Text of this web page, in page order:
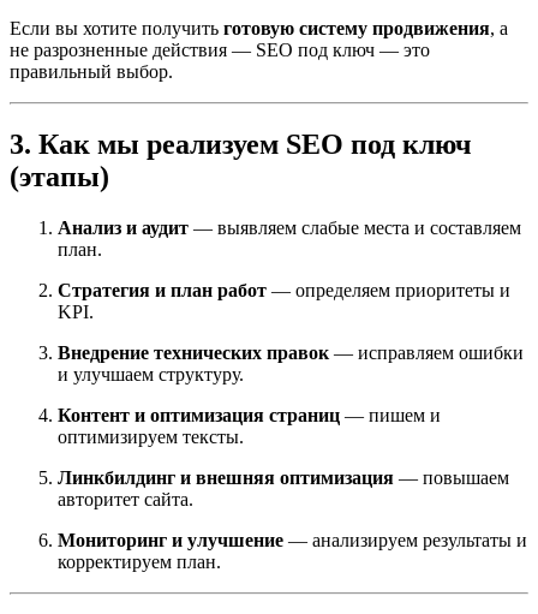
Если вы хотите получить готовую систему продвижения, а
не разрозненные действия — SEO под ключ — это
правильный выбор.
3. Как мы реализуем SEO под ключ
(этапы)
Анализ и аудит — выявляем слабые места и составляем
план.
Стратегия и план работ — определяем приоритеты и
KPI.
Внедрение технических правок — исправляем ошибки
и улучшаем структуру.
Контент и оптимизация страниц — пишем и
оптимизируем тексты.
Линкбилдинг и внешняя оптимизация — повышаем
авторитет сайта.
Мониторинг и улучшение — анализируем результаты и
корректируем план.